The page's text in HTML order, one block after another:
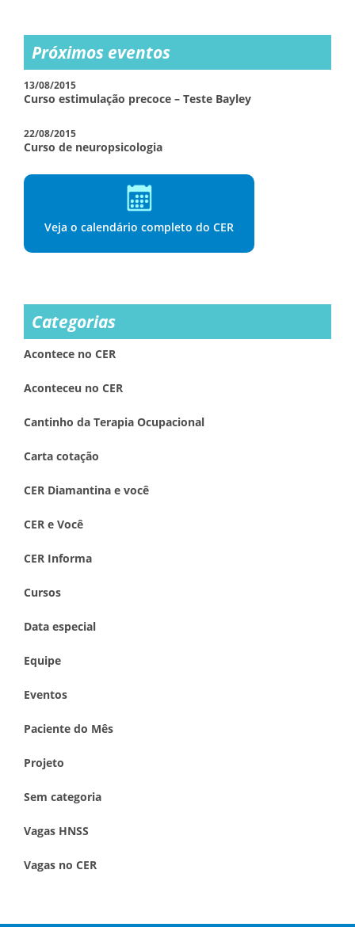
Próximos eventos
13/08/2015
Curso estimulação precoce – Teste Bayley
22/08/2015
Curso de neuropsicologia
Veja o calendário completo do CER
Categorias
Acontece no CER
Aconteceu no CER
Cantinho da Terapia Ocupacional
Carta cotação
CER Diamantina e você
CER e Você
CER Informa
Cursos
Data especial
Equipe
Eventos
Paciente do Mês
Projeto
Sem categoria
Vagas HNSS
Vagas no CER